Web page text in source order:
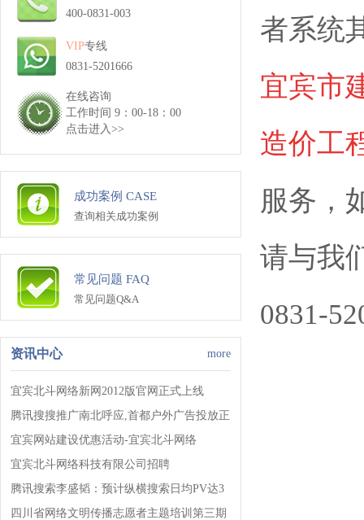
400-0831-003
VIP专线
0831-5201666
在线咨询
工作时间 9：00-18：00
点击进入>>
成功案例 CASE
查询相关成功案例
常见问题 FAQ
常见问题Q&A
资讯中心 more
宜宾北斗网络新网2012版官网正式上线
腾讯搜搜推广南北呼应,首都户外广告投放正
式启动!!!
宜宾网站建设优惠活动-宜宾北斗网络
宜宾北斗网络科技有限公司招聘
腾讯搜索李盛韬：预计纵横搜索日均PV达3
亿!
四川省网络文明传播志愿者主题培训第三期
者系统
宜宾市
造价工
服务，
请与我
0831-